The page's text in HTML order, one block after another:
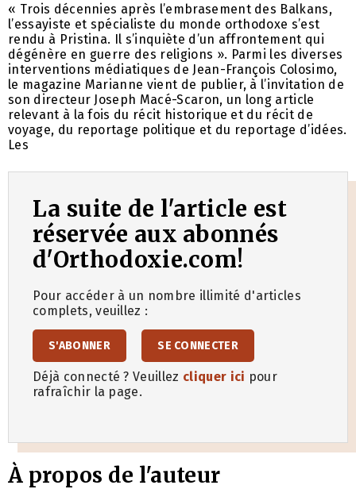
« Trois décennies après l’embrasement des Balkans,
l’essayiste et spécialiste du monde orthodoxe s’est
rendu à Pristina. Il s’inquiète d’un affrontement qui
dégénère en guerre des religions ». Parmi les diverses
interventions médiatiques de Jean-François Colosimo,
le magazine Marianne vient de publier, à l’invitation de
son directeur Joseph Macé-Scaron, un long article
relevant à la fois du récit historique et du récit de
voyage, du reportage politique et du reportage d’idées.
Les
La suite de l'article est
réservée aux abonnés
d'Orthodoxie.com!
Pour accéder à un nombre illimité d'articles
complets, veuillez :
S'ABONNER SE CONNECTER
Déjà connecté ? Veuillez cliquer ici pour
rafraîchir la page.
À propos de l'auteur